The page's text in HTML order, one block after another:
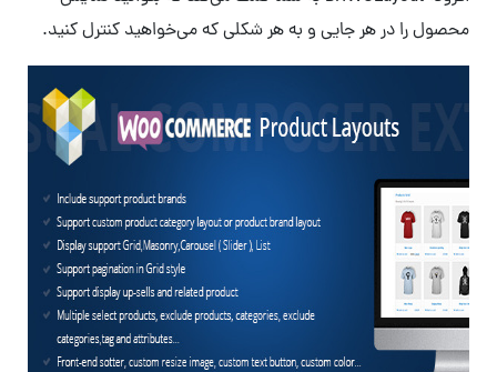
محصول را در هر جایی و به هر شکلی که می‌خواهید کنترل کنید.